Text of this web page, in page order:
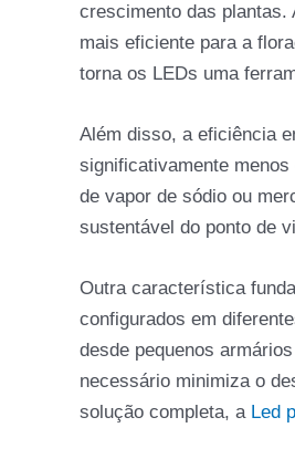
crescimento das plantas.
mais eficiente para a
torna os LEDs uma
Além disso, a eficiência
significativamente
de vapor de sódio ou
sustentável do ponto de
Outra característica
configurados em
desde pequenos
necessário minimiza o
solução completa, a Led